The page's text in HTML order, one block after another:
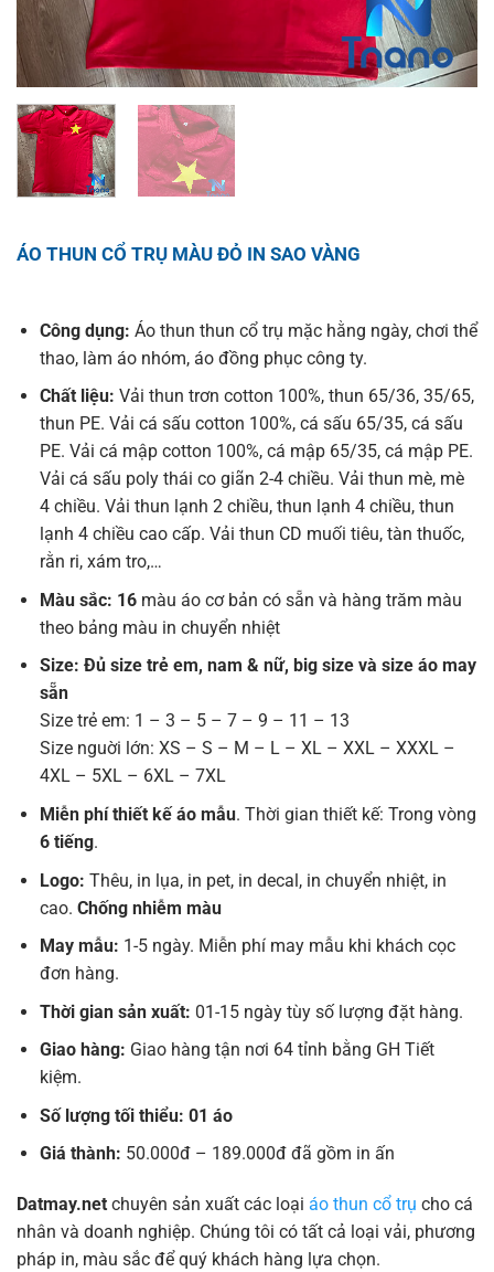
ÁO THUN CỔ TRỤ MÀU ĐỎ IN SAO VÀNG
Công dụng: Áo thun thun cổ trụ mặc hằng ngày, chơi thể
thao, làm áo nhóm, áo đồng phục công ty.
Chất liệu: Vải thun trơn cotton 100%, thun 65/36, 35/65,
thun PE. Vải cá sấu cotton 100%, cá sấu 65/35, cá sấu
PE. Vải cá mập cotton 100%, cá mập 65/35, cá mập PE.
Vải cá sấu poly thái co giãn 2-4 chiều. Vải thun mè, mè
4 chiều. Vải thun lạnh 2 chiều, thun lạnh 4 chiều, thun
lạnh 4 chiều cao cấp. Vải thun CD muối tiêu, tàn thuốc,
rằn ri, xám tro,…
Màu sắc: 16màu áo cơ bản có sẵn và hàng trăm màu
theo bảng màu in chuyển nhiệt
Size: Đủ size trẻ em, nam & nữ, big size và size áo may
sẵn
Size trẻ em: 1 – 3 – 5 – 7 – 9 – 11 – 13
Size nguời lớn: XS – S – M – L – XL – XXL – XXXL –
4XL – 5XL – 6XL – 7XL
Miễn phí thiết kế áo mẫu. Thời gian thiết kế: Trong vòng
6 tiếng.
Logo: Thêu, in lụa, in pet, in decal, in chuyển nhiệt, in
cao. Chống nhiễm màu
May mẫu: 1-5 ngày. Miễn phí may mẫu khi khách cọc
đơn hàng.
Thời gian sản xuất: 01-15 ngày tùy số lượng đặt hàng.
Giao hàng: Giao hàng tận nơi 64 tỉnh bằng GH Tiết
kiệm.
Số lượng tối thiểu: 01 áo
Giá thành: 50.000đ – 189.000đ đã gồm in ấn
Datmay.net chuyên sản xuất các loại áo thun cổ trụ cho cá
nhân và doanh nghiệp. Chúng tôi có tất cả loại vải, phương
pháp in, màu sắc để quý khách hàng lựa chọn.